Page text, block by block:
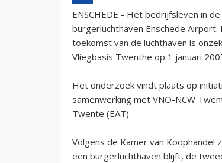
ENSCHEDE - Het bedrijfsleven in
burgerluchthaven Enschede
toekomst van de luchthaven is
Vliegbasis Twenthe op 1 januari
Het onderzoek vindt plaats op
samenwerking met VNO-NCW
Twente (EAT).
Volgens de Kamer van
een burgerluchthaven blijft, de